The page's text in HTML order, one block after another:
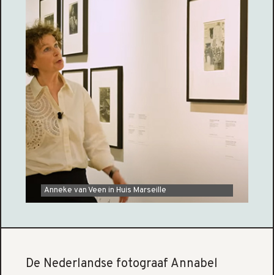
Anneke van Veen in Huis Marseille
De Nederlandse fotograaf Annabel